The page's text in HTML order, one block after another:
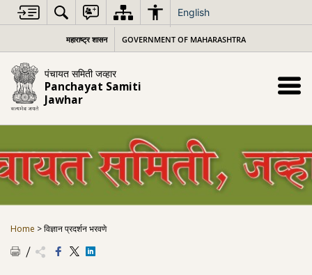
content
English
महाराष्ट्र शासन GOVERNMENT OF MAHARASHTRA
पंचायत समिती जव्हार
Panchayat Samiti
Jawhar
Home >विज्ञान प्रदर्शन भरवणे